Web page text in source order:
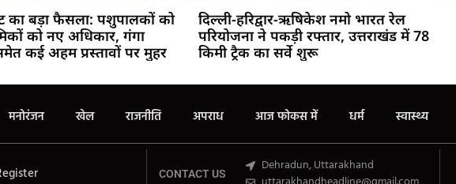
का बड़ा फैसला: पशुपालकों को
को नए अधिकार, गंगा
कई अहम प्रस्तावों पर मुहर
दिल्ली-हरिद्वार-ऋषिकेश नमो भारत रेल
परियोजना ने पकड़ी रफ्तार, उत्तराखंड में 78
किमी ट्रैक का सर्वे शुरू
मनोरंजन खेल राजनीति अपराध आज फोकस में धर्म स्वास्थ्य
CONTACT US
Dehradun, Uttarakhand